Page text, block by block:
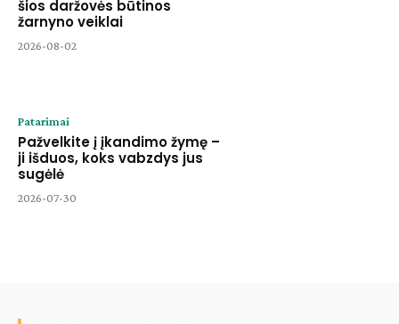
šios daržovės būtinos
žarnyno veiklai
2026-08-02
Patarimai
Pažvelkite į įkandimo žymę –
ji išduos, koks vabzdys jus
sugėlė
2026-07-30